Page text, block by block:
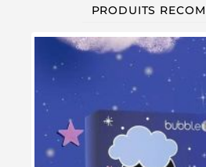
PRODUITS